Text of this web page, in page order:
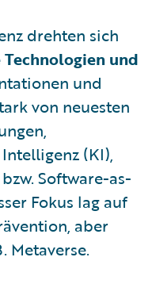
drehten sich
und
und
von neuesten
(KI),
Software-as-
Fokus lag auf
aber
Metaverse.